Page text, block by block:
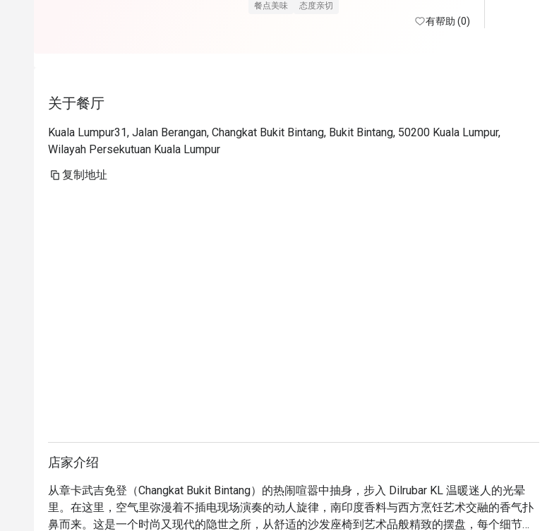
餐点美味 态度亲切
有帮助 (0)
关于餐厅
Kuala Lumpur31, Jalan Berangan, Changkat Bukit Bintang, Bukit Bintang, 50200 Kuala Lumpur,
Wilayah Persekutuan Kuala Lumpur
复制地址
店家介绍
从章卡武吉免登（Changkat Bukit Bintang）的热闹喧嚣中抽身，步入 Dilrubar KL 温暖迷人的光晕
里。在这里，空气里弥漫着不插电现场演奏的动人旋律，南印度香料与西方烹饪艺术交融的香气扑
鼻而来。这是一个时尚又现代的隐世之所，从舒适的沙发座椅到艺术品般精致的摆盘，每个细节都